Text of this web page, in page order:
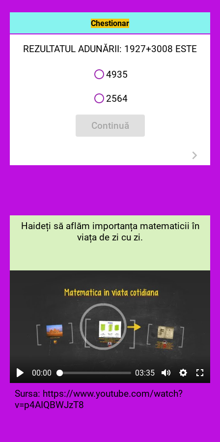
Chestionar
REZULTATUL ADUNĂRII: 1927+3008 ESTE
4935
2564
Continuă
Haideți să aflăm importanța matematicii în
viața de zi cu zi.
00:00 03:35
Sursa: https://www.youtube.com/watch?
v=p4AIQBWJzT8